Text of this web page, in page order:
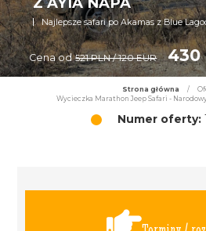
Najlepsze safari po Akamas z Blue
Cena od 521 PLN / 120 EUR 430
Strona główna /
Wycieczka Marathon Jeep Safari -
Numer oferty: